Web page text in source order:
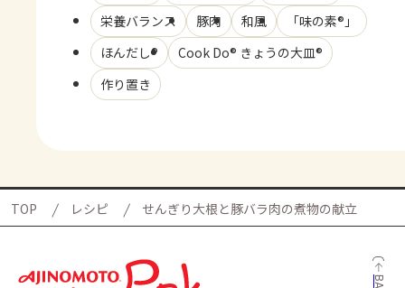
栄養バランス
豚肉 和風
「味の素®」
ほんだし®
Cook Do® きょうの大皿®
作り置き
TOP レシピ せんぎり大根と豚バラ肉の煮物の献立